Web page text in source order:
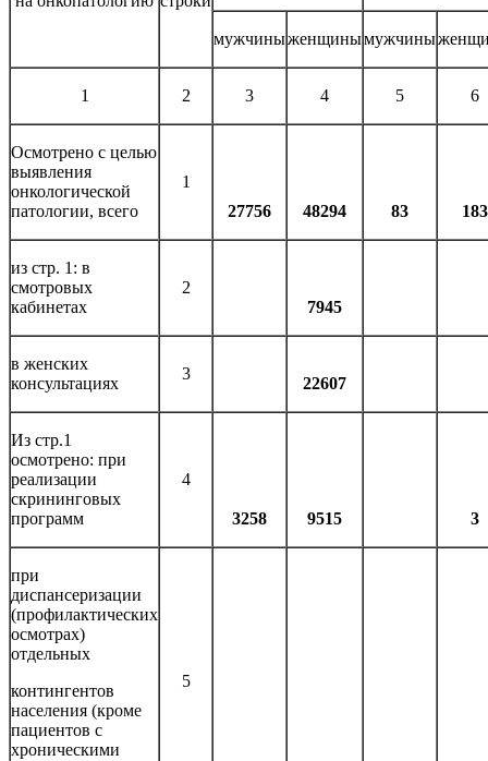
мужчиныженщинымужчины
1 2 3 4 5 6
Осмотрено с целью
выявления
онкологической
патологии, всего
1
27756
48294 83 183
из стр. 1: в
смотровых
кабинетах
2
7945
в женских
консультациях
3
22607
Из стр.1
осмотрено: при
реализации
скрининговых
программ
4
3258 9515 3
при
диспансеризации
(профилактических
осмотрах)
отдельных
контингентов
населения (кроме
пациентов с
хроническими
5